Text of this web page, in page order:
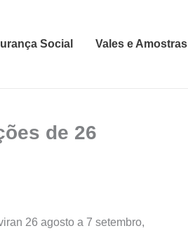
Social Vales e Amostras
de 26
26 agosto a 7 setembro,